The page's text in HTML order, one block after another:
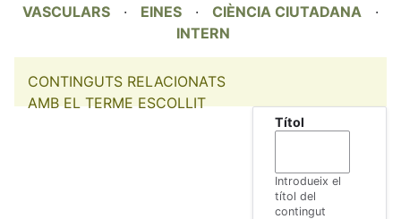
VASCULARS · EINES · CIÈNCIA CIUTADANA ·
INTERN
CONTINGUTS RELACIONATS
AMB EL TERME ESCOLLIT
Títol
Introdueix el
títol del
contingut